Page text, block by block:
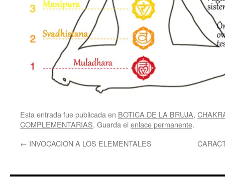
Esta entrada fue publicada en BOTICA DE LA BRUJA,
COMPLEMENTARIAS. Guarda el enlace permanente.
← INVOCACION A LOS ELEMENTALES